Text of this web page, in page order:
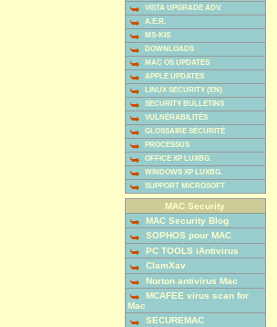
VISTA UPGRADE ADV.
A.E.R.
MS-KIS
DOWNLOADS
MAC OS UPDATES
APPLE UPDATES
LINUX SECURITY (EN)
SECURITY BULLETINS
VULNÉRABILITÉS
GLOSSAIRE SÉCURITÉ
PROCESSUS
OFFICE XP LUXBG.
WINDOWS XP LUXBG.
SUPPORT MICROSOFT
MAC Security
MAC Security Blog
SOPHOS pour MAC
PC TOOLS iAntivirus
ClamXav
Norton antivirus Mac
MCAFEE virus scan for
Mac
SECUREMAC